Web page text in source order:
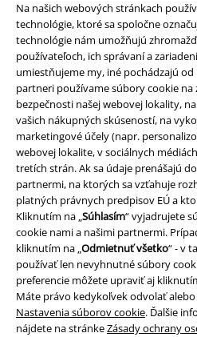
Na našich webových stránkach
technológie, ktoré sa spoločne
technológie nám umožňujú
používateľoch, ich správaní a
umiestňujeme my, iné pochádzajú
partneri používame súbory cookie na
bezpečnosti našej webovej lokality,
vašich nákupných skúseností, na
marketingové účely (napr.
webovej lokalite, v sociálnych
tretích strán. Ak sa údaje prenášajú
partnermi, na ktorých sa vzťahuje
platných právnych predpisov EÚ a
Kliknutím na „Súhlasím“ vyjadrujete
cookie nami a našimi partnermi.
kliknutím na „Odmietnuť všetko“ - v
používať len nevyhnutné súbory
preferencie môžete upraviť aj
Máte právo kedykoľvek odvolať
Nastavenia súborov cookie. Ďalšie
nájdete na stránkeZásady ochrany
Staňte sa
Spôsoby